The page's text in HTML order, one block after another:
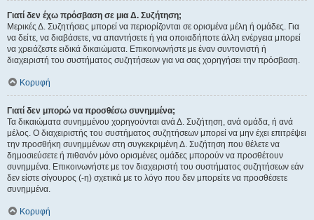
Γιατί δεν έχω πρόσβαση σε μια Δ. Συζήτηση;
Μερικές Δ. Συζητήσεις μπορεί να περιορίζονται σε ορισμένα μέλη ή ομάδες. Για
να δείτε, να διαβάσετε, να απαντήσετε ή για οποιαδήποτε άλλη ενέργεια μπορεί
να χρειάζεστε ειδικά δικαιώματα. Επικοινωνήστε με έναν συντονιστή ή
διαχειριστή του συστήματος συζητήσεων για να σας χορηγήσει την πρόσβαση.
Κορυφή
Γιατί δεν μπορώ να προσθέσω συνημμένα;
Τα δικαιώματα συνημμένου χορηγούνται ανά Δ. Συζήτηση, ανά ομάδα, ή ανά
μέλος. Ο διαχειριστής του συστήματος συζητήσεων μπορεί να μην έχει επιτρέψει
την προσθήκη συνημμένων στη συγκεκριμένη Δ. Συζήτηση που θέλετε να
δημοσιεύσετε ή πιθανόν μόνο ορισμένες ομάδες μπορούν να προσθέτουν
συνημμένα. Επικοινωνήστε με τον διαχειριστή του συστήματος συζητήσεων εάν
δεν είστε σίγουρος (-η) σχετικά με το λόγο που δεν μπορείτε να προσθέσετε
συνημμένα.
Κορυφή